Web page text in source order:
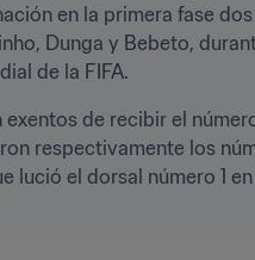
en la primera fase
Dunga y Bebeto,
de la FIFA.
de recibir el
respectivamente los
lució el dorsal número 1